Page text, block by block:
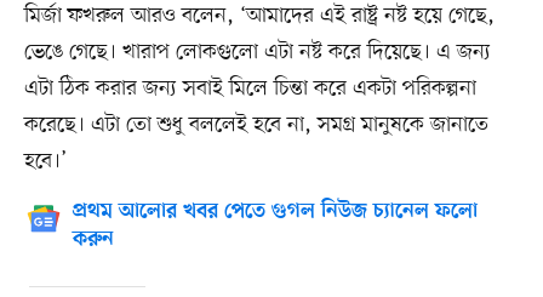
মির্জা ফখরুল আরও বলেন, ‘আমাদের এই রাষ্ট্র নষ্ট হয়ে গেছে,
ভেঙে গেছে। খারাপ লোকগুলো এটা নষ্ট করে দিয়েছে। এ জন্য
এটা ঠিক করার জন্য সবাই মিলে চিন্তা করে একটা পরিকল্পনা
করেছে। এটা তো শুধু বললেই হবে না, সমগ্র মানুষকে জানাতে
হবে।’
প্রথম আলোর খবর পেতে গুগল নিউজ চ্যানেল ফলো
করুন